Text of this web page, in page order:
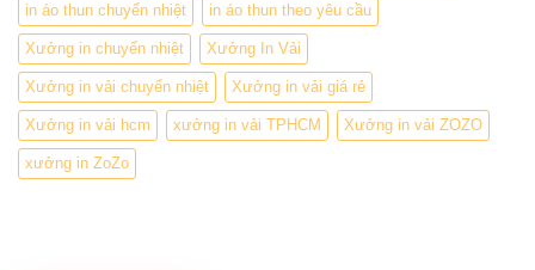
in áo thun chuyển nhiệt in áo thun theo yêu cầu
Xưởng in chuyển nhiệt Xưởng In Vải
Xưởng in vải chuyển nhiệt Xưởng in vải giá rẻ
Xưởng in vải hcm xưởng in vải TPHCM Xưởng in vải ZOZO
xưởng in ZoZo